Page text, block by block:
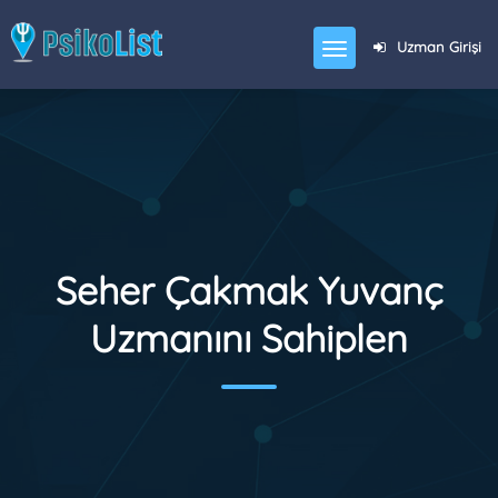
Uzman Girişi
Seher Çakmak Yuvanç
Uzmanını Sahiplen